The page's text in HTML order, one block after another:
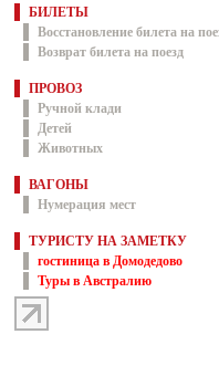
БИЛЕТЫ
Восстановление билета на
Возврат билета на поезд
ПРОВОЗ
Ручной клади
Детей
Животных
ВАГОНЫ
Нумерация мест
ТУРИСТУ НА ЗАМЕТКУ
гостиница в Домодедово
Туры в Австралию